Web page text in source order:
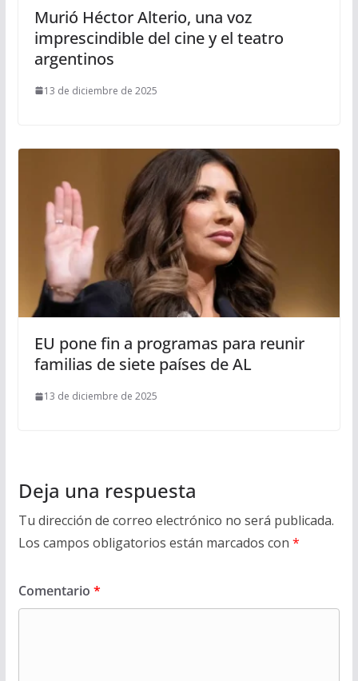
Murió Héctor Alterio, una voz
imprescindible del cine y el teatro
argentinos
13 de diciembre de 2025
EU pone fin a programas para reunir
familias de siete países de AL
13 de diciembre de 2025
Deja una respuesta
Tu dirección de correo electrónico no será publicada.
Los campos obligatorios están marcados con *
Comentario *